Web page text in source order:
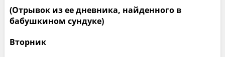
(Отрывок из ее дневника, найденного в
бабушкином сундуке)
Вторник